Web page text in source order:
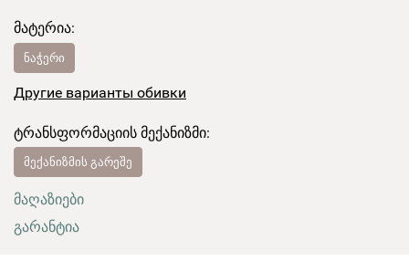
მატერია:
ნაჭერი
Другие варианты обивки
ტრანსფორმაციის მექანიზმი:
მექანიზმის გარეშე
მაღაზიები
გარანტია